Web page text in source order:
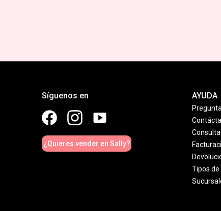
Síguenos en
¿Quieres vender en Sally?
AYUDA
Tipos de